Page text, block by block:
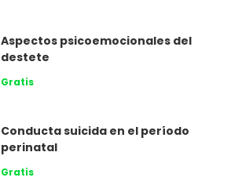
Aspectos psicoemocionales del
destete
Gratis
Conducta suicida en el período
perinatal
Gratis